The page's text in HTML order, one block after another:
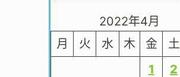
2022年4月
月
火 水 木 金 土
1
2